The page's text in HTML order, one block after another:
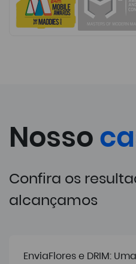
Nosso
Confira os
alcançamos
EnviaFlores e DRIM: